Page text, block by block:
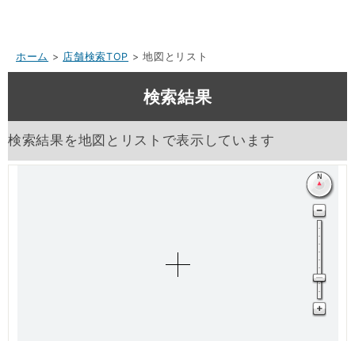
ホーム > 店舗検索TOP > 地図とリスト
検索結果
検索結果を地図とリストで表示しています